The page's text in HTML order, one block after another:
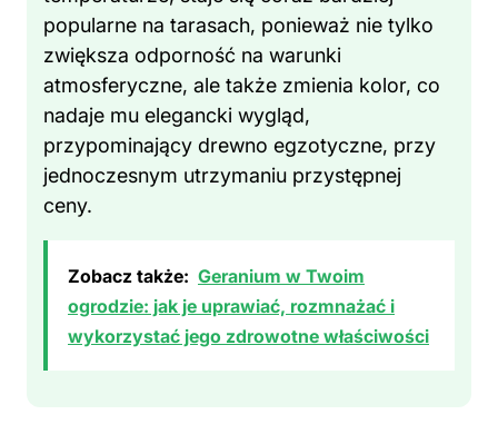
popularne na tarasach, ponieważ nie tylko
zwiększa odporność na warunki
atmosferyczne, ale także zmienia kolor, co
nadaje mu elegancki wygląd,
przypominający drewno egzotyczne, przy
jednoczesnym utrzymaniu przystępnej
ceny.
Zobacz także: Geranium w Twoim
ogrodzie: jak je uprawiać, rozmnażać i
wykorzystać jego zdrowotne właściwości